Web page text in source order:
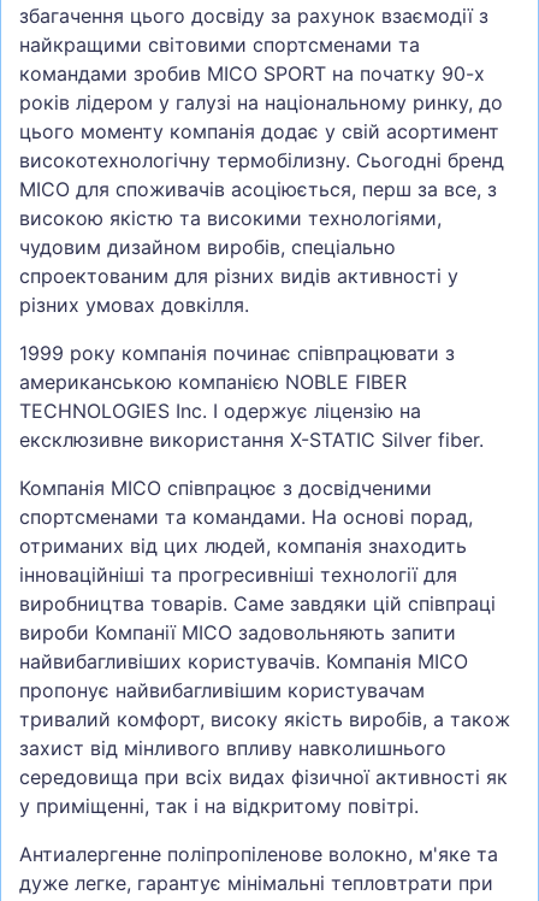
збагачення цього досвіду за рахунок взаємодії з
найкращими світовими спортсменами та
командами зробив MICO SPORT на початку 90-х
років лідером у галузі на національному ринку, до
цього моменту компанія додає у свій асортимент
високотехнологічну термобілизну. Сьогодні бренд
MICO для споживачів асоціюється, перш за все, з
високою якістю та високими технологіями,
чудовим дизайном виробів, спеціально
спроектованим для різних видів активності у
різних умовах довкілля.
1999 року компанія починає співпрацювати з
американською компанією NOBLE FIBER
TECHNOLOGIES Inc. І одержує ліцензію на
ексклюзивне використання X-STATIC Silver fiber.
Компанія MICO співпрацює з досвідченими
спортсменами та командами. На основі порад,
отриманих від цих людей, компанія знаходить
інноваційніші та прогресивніші технології для
виробництва товарів. Саме завдяки цій співпраці
вироби Компанії MICO задовольняють запити
найвибагливіших користувачів. Компанія MICO
пропонує найвибагливішим користувачам
тривалий комфорт, високу якість виробів, а також
захист від мінливого впливу навколишнього
середовища при всіх видах фізичної активності як
у приміщенні, так і на відкритому повітрі.
Антиалергенне поліпропіленове волокно, м'яке та
дуже легке, гарантує мінімальні тепловтрати при